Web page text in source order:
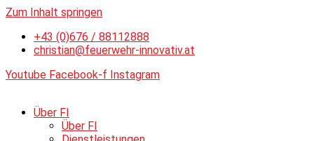
Zum Inhalt springen
+43 (0)676 / 88112888
christian@feuerwehr-innovativ.at
Youtube Facebook-f Instagram
Über FI
Über FI